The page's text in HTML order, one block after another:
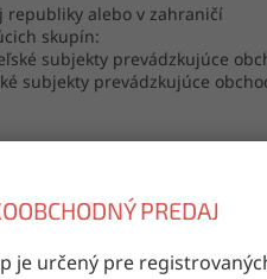
PREDAJ
je určený pre
republiky alebo v zahraničí
skupín:
subjekty prevádzkujúce
subjekty prevádzkujúce
formulára a vyplňte